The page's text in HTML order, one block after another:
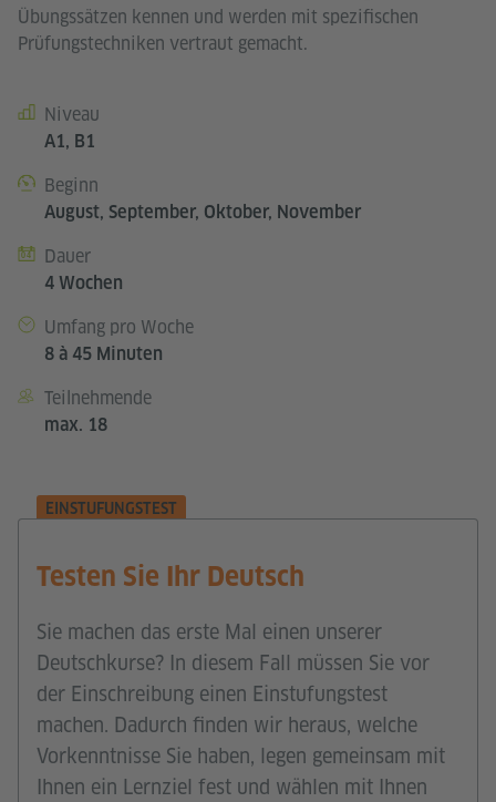
Übungssätzen kennen und werden mit spezifischen
Prüfungstechniken vertraut gemacht.
Kursdetails
Niveau
A1, B1
Beginn
August, September, Oktober, November
Dauer
4 Wochen
Umfang pro Woche
8 à 45 Minuten
Teilnehmende
max. 18
EINSTUFUNGSTEST
Testen Sie Ihr Deutsch
Sie machen das erste Mal einen unserer
Deutschkurse? In diesem Fall müssen Sie vor
der Einschreibung einen Einstufungstest
machen. Dadurch finden wir heraus, welche
Vorkenntnisse Sie haben, legen gemeinsam mit
Ihnen ein Lernziel fest und wählen mit Ihnen